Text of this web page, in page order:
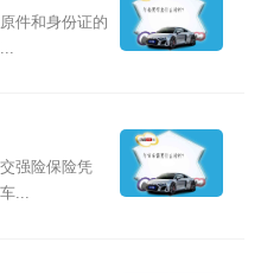
件和身份证的
强险保险凭
...